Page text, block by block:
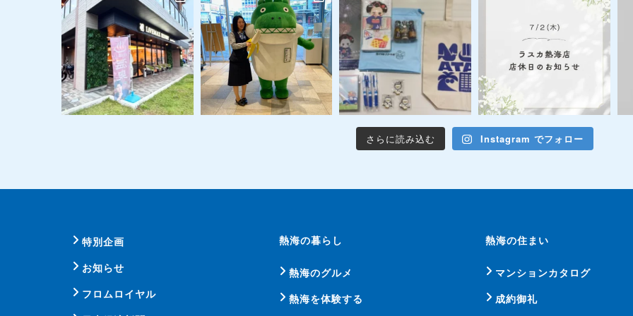
さらに読み込む Instagram でフォロー
特別企画
お知らせ
フロムロイヤル
熱海の暮らし
熱海のグルメ
熱海を体験する
熱海の住まい
マンションカタログ
成約御礼